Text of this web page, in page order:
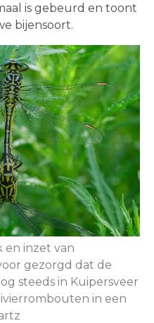
is gebeurd en toont
bijensoort.
en inzet van
gezorgd dat de
steeds in Kuipersveer
in een